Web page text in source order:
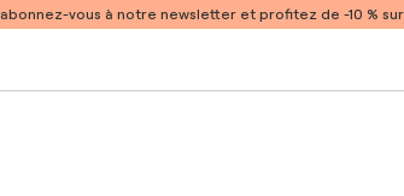
abonnez-vous à notre newsletter et profitez de -10 %